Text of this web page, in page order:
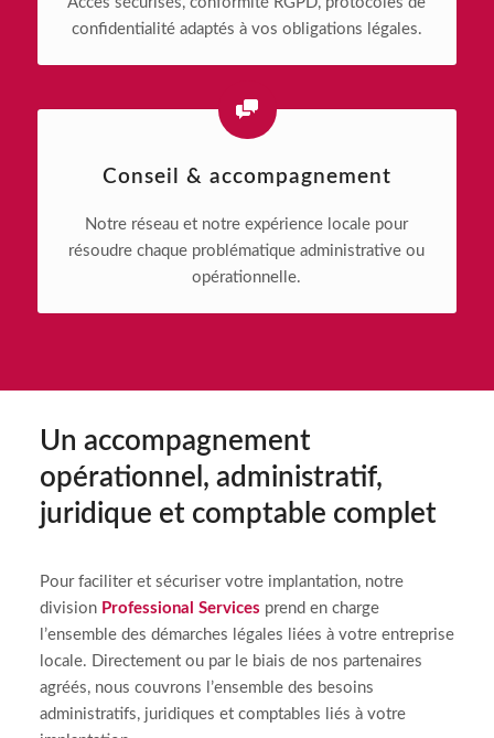
confidentialité adaptés à vos obligations légales.
Conseil & accompagnement
Notre réseau et notre expérience locale pour
résoudre chaque problématique administrative ou
opérationnelle.
Un accompagnement
opérationnel, administratif,
juridique et comptable complet
Pour faciliter et sécuriser votre implantation, notre
division Professional Services prend en charge
l’ensemble des démarches légales liées à votre entreprise
locale. Directement ou par le biais de nos partenaires
agréés, nous couvrons l’ensemble des besoins
administratifs, juridiques et comptables liés à votre